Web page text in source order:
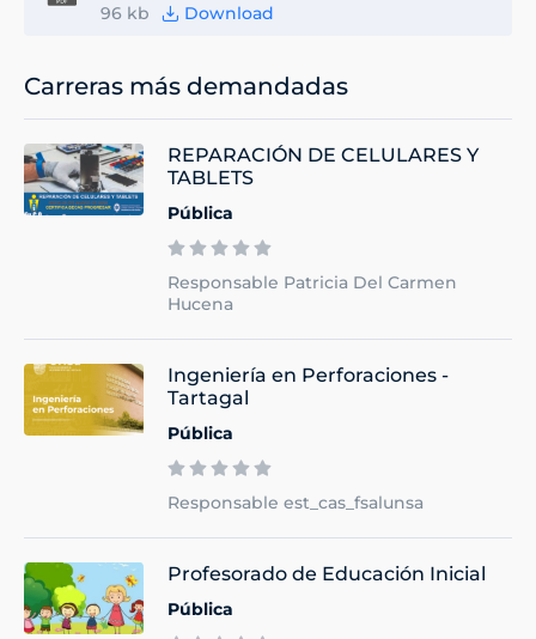
96 kb Download
Carreras más demandadas
REPARACIÓN DE CELULARES Y
TABLETS
Pública
Responsable Patricia Del Carmen
Hucena
Ingeniería en Perforaciones -
Tartagal
Pública
Responsable est_cas_fsalunsa
Profesorado de Educación Inicial
Pública